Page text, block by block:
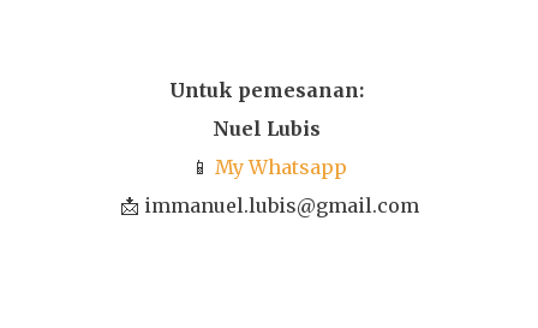
Untuk pemesanan:
Nuel Lubis
📱 My Whatsapp
📩 immanuel.lubis@gmail.com